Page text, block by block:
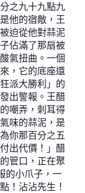
之九十九點九
他的宿敵，王
迫從他對蒜泥
佔滿了那扇被
氣扭曲。一個
，它的底座還
派大勝利」的
出警報。王醋
嘲弄，刺耳得
味的蒜泥，是
你那百分之五
出代價！」醋
管口，正在聚
的小爪子，一
！沾沾先生！